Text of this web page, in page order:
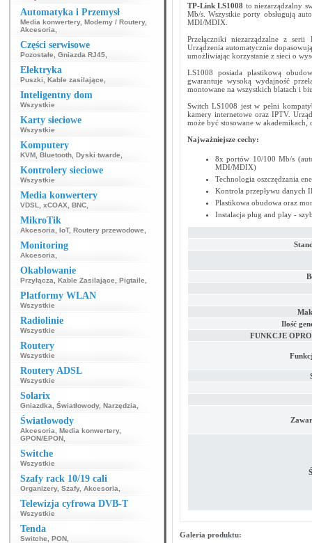
Automatyka i Przemysł
Media konwertery, Modemy / Routery,
Akcesoria
Części serwisowe
Pozostałe Gniazda RJ45
Elektryka
Puszki Kable zasilające
Inteligentny dom
Wszystkie
Karty sieciowe
Wszystkie
Komputery
KVM Bluetooth Dyski twarde
Kontrolery sieciowe
Wszystkie
Media konwertery
VDSL xCOAX BNC
MikroTik
Akcesoria IoT, Routery przewodowe
Monitoring
Akcesoria
Okablowanie
Przyłącza Kable Zasilające Pigtaile
Platformy WLAN
Wszystkie
Radiolinie
Wszystkie
Routery
Wszystkie
Routery ADSL
Wszystkie
Solarix
Gniazdka Światłowody, Narzędzia
Światłowody
Akcesoria Media konwertery,
GPON/EPON
Switche
Wszystkie
Szafy rack 10/19 cali
Organizery, Szafy, Akcesoria
Telewizja cyfrowa DVB-T
Wszystkie
Tenda
Switche PON
TP-Link LS1008 to niezarządzalny
Mb/s. Wszystkie porty obsługują
MDI/MDIX.
Przełączniki niezarządzalne z
Urządzenia automatycznie
umożliwiając korzystanie z sieci o
LS1008 posiada plastikową
gwarantuje wysoką wydajność
montowane na wszystkich blatach i
Switch LS1008 jest w pełni
kamery internetowe oraz IPTV.
może być stosowane w
Najważniejsze cechy:
8x portów 10/100 Mb/s
MDI/MDIX)
Technologia oszczędzania
Kontrola przepływu danych
Plastikowa obudowa oraz
Instalacja plug and play -
Ilość
FUNKCJE
Galeria produktu: